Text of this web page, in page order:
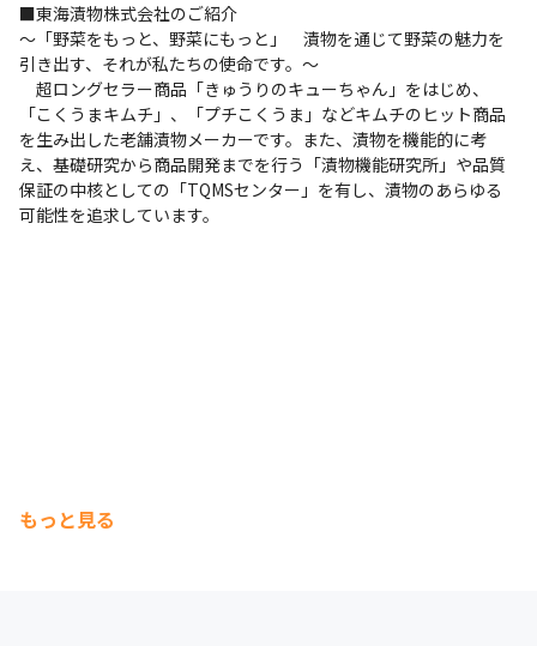
■東海漬物株式会社のご紹介
～「野菜をもっと、野菜にもっと」　漬物を通じて野菜の魅力を
引き出す、それが私たちの使命です。～
超ロングセラー商品「きゅうりのキューちゃん」をはじめ、
「こくうまキムチ」、「プチこくうま」などキムチのヒット商品
を生み出した老舗漬物メーカーです。また、漬物を機能的に考
え、基礎研究から商品開発までを行う「漬物機能研究所」や品質
保証の中核としての「TQMSセンター」を有し、漬物のあらゆる
可能性を追求しています。
もっと見る